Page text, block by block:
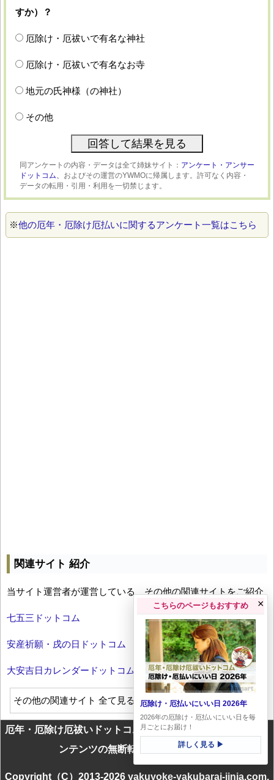
すか）？
厄除け・厄祓いで有名な神社
厄除け・厄祓いで有名なお寺
地元の氏神様（の神社）
その他
同アンケートの内容・データは全て姉妹サイト： アンケート・アンサー
ドットコム、 およびその運営のYWMOに帰属します。許可なく内容・
データの転用・引用・利用を一切禁じます。
※他の厄年・厄除け厄払いに関するアンケート一覧はこちら
関連サイト 紹介
当サイト運営者が運営している、その他の関連サイトをご紹介
七五三ドットコム
安産祈願・戌の日ドットコム
大安吉日カレンダードットコム
その他の関連サイト 全て見る
厄年・厄除け厄祓いドットコムに掲載のテキスト・画像等コ
ンテンツの無断転載を一切禁じます
Copyright（C）2013-2026 yakuyoke-yakubarai-jinja.com.
こちらのページもおすすめ
厄除け・厄払いにいい日 2026年
2026年の厄除け・厄払いにいい日を毎
月ごとにお届け！
詳しく見る ▶
×